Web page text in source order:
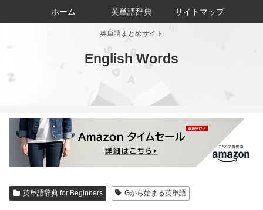
英単語まとめサイト
English Words
ホーム 英単語辞典 サイトマップ
英単語辞典 for Beginners Gから始まる英単語